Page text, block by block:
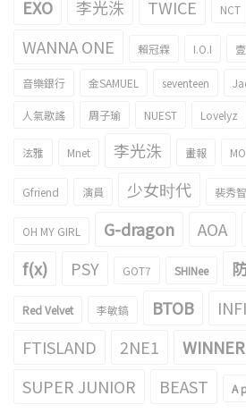
EXO 李光洙 TWICE NCT
WANNA ONE 賴冠霖 I.O.I
音樂銀行 金SAMUEL seventeen
人氣歌謠 周子瑜 NUEST Lovelyz
泫雅 Mnet 李光洙 畫報
Gfriend 演員 少女时代 裴秀智
OH MY GIRL G-dragon AOA
f(x) PSY GOT7 SHINee
Red Velvet 李敏鎬 BTOB
FTISLAND
2NE1 WINNER
SUPER JUNIOR BEAST A